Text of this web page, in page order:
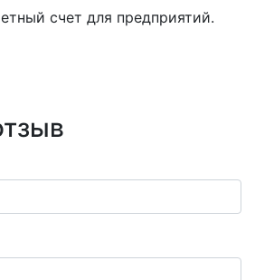
счет для предприятий.